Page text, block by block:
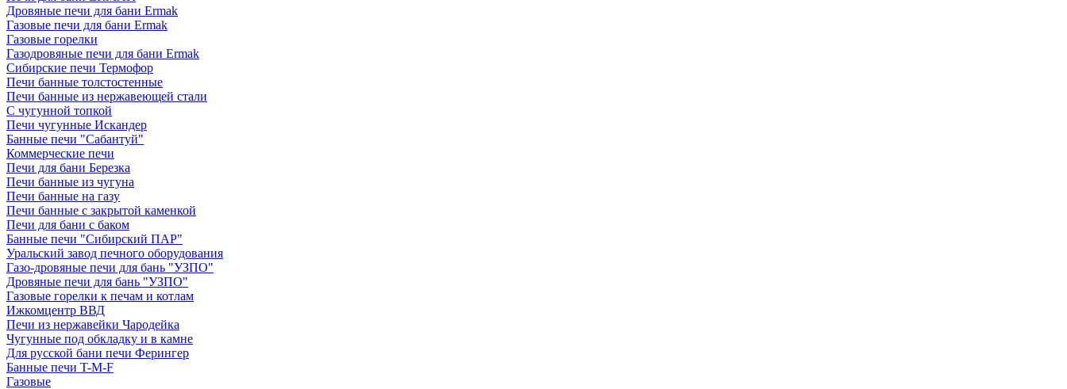
Дровяные печи для бани Ermak
Газовые печи для бани Ermak
Газовые горелки
Газодровяные печи для бани Ermak
Сибирские печи Термофор
Печи банные толстостенные
Печи банные из нержавеющей стали
С чугунной топкой
Печи чугунные Искандер
Банные печи "Сабантуй"
Коммерческие печи
Печи для бани Березка
Печи банные из чугуна
Печи банные на газу
Печи банные с закрытой каменкой
Печи для бани с баком
Банные печи "Сибирский ПАР"
Уральский завод печного оборудования
Газо-дровяные печи для бань "УЗПО"
Дровяные печи для бань "УЗПО"
Газовые горелки к печам и котлам
Ижкомцентр ВВД
Печи из нержавейки Чародейка
Чугунные под обкладку и в камне
Для русской бани печи Ферингер
Банные печи T-M-F
Газовые